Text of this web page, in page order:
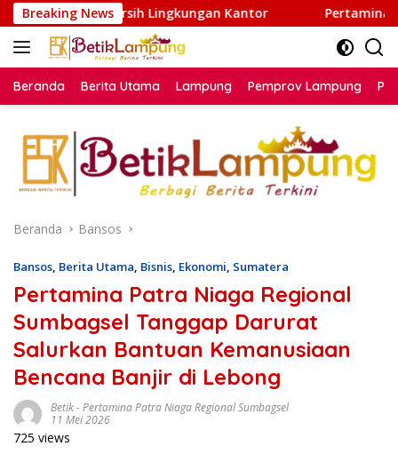
Langsung
ke
konten
Breaking News
Lingkungan Kantor Pertamina Patra Niaga
Beranda Berita Utama Lampung Pemprov Lampung
Beranda Bansos
Bansos, Berita Utama, Bisnis, Ekonomi, Sumatera
Pertamina Patra Niaga Regional
Sumbagsel Tanggap Darurat
Salurkan Bantuan Kemanusiaan
Bencana Banjir di Lebong
Betik-Pertamina Patra Niaga Regional Sumbagsel
11 Mei 2026
725 views